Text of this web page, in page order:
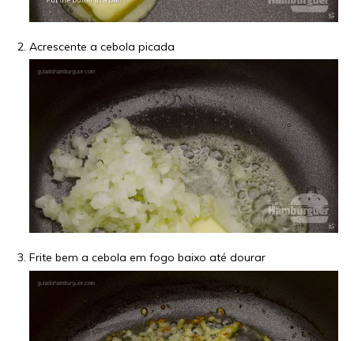
Acrescente a cebola picada
Frite bem a cebola em fogo baixo até dourar